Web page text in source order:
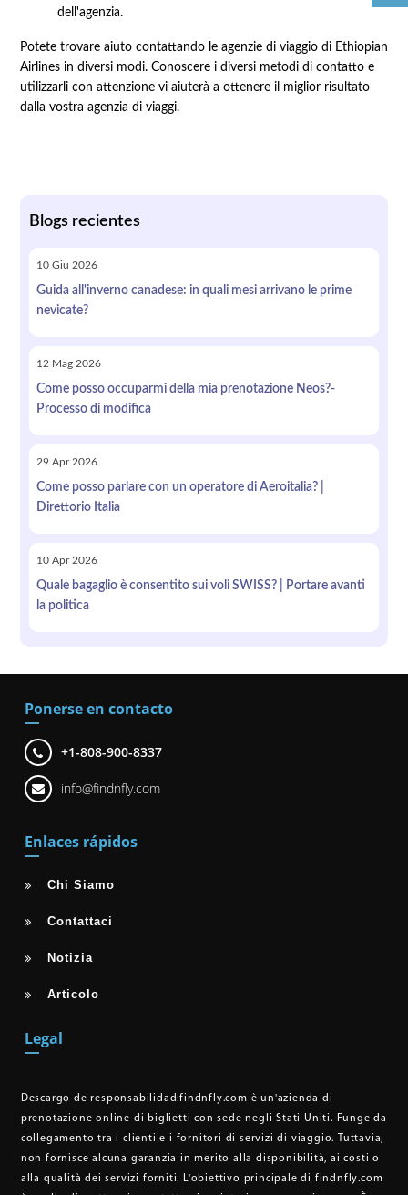
dell'agenzia.
Potete trovare aiuto contattando le agenzie di viaggio di Ethiopian
Airlines in diversi modi. Conoscere i diversi metodi di contatto e
utilizzarli con attenzione vi aiuterà a ottenere il miglior risultato
dalla vostra agenzia di viaggi.
Blogs recientes
10 Giu 2026
Guida all'inverno canadese: in quali mesi arrivano le prime
nevicate?
12 Mag 2026
Come posso occuparmi della mia prenotazione Neos?-
Processo di modifica
29 Apr 2026
Come posso parlare con un operatore di Aeroitalia? |
Direttorio Italia
10 Apr 2026
Quale bagaglio è consentito sui voli SWISS? | Portare avanti
la politica
Ponerse en contacto
+1-808-900-8337
info@findnfly.com
Enlaces rápidos
Chi Siamo
Contattaci
Notizia
Articolo
Legal
Descargo de responsabilidad:findnfly.com è un'azienda di
prenotazione online di biglietti con sede negli Stati Uniti. Funge da
collegamento tra i clienti e i fornitori di servizi di viaggio. Tuttavia,
non fornisce alcuna garanzia in merito alla disponibilità, ai costi o
alla qualità dei servizi forniti. L'obiettivo principale di findnfly.com